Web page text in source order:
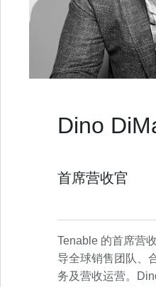
Dino
首席营收官
Tenable 的首席营
导全球销售团队、
务及营收运营。